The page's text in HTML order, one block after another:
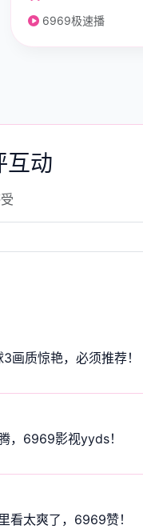
6969极速播
互动
画质惊艳，必须推荐！
，6969影视yyds！
看太爽了，6969赞！